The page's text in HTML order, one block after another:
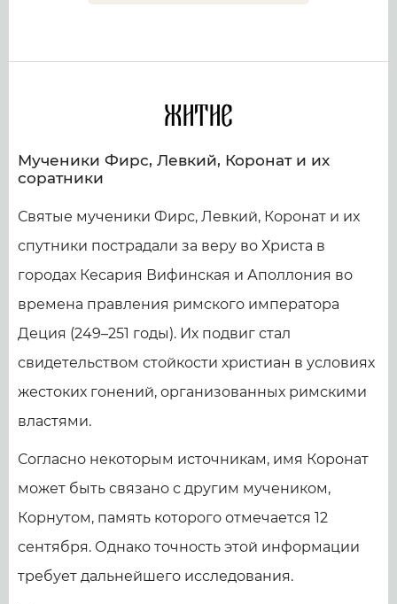
Житие
Мученики Фирс, Левкий, Коронат и их
соратники
Святые мученики Фирс, Левкий, Коронат и их
спутники пострадали за веру во Христа в
городах Кесария Вифинская и Аполлония во
времена правления римского императора
Деция (249–251 годы). Их подвиг стал
свидетельством стойкости христиан в условиях
жестоких гонений, организованных римскими
властями.
Согласно некоторым источникам, имя Коронат
может быть связано с другим мучеником,
Корнутом, память которого отмечается 12
сентября. Однако точность этой информации
требует дальнейшего исследования.